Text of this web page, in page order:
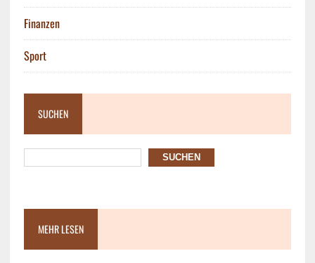
Finanzen
Sport
SUCHEN
SUCHEN
MEHR LESEN